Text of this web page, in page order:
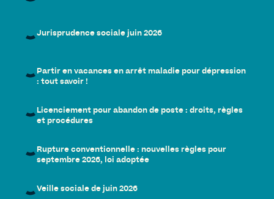
Jurisprudence sociale juin 2026
Partir en vacances en arrêt maladie pour dépression
: tout savoir !
Licenciement pour abandon de poste : droits, règles
et procédures
Rupture conventionnelle : nouvelles règles pour
septembre 2026, loi adoptée
Veille sociale de juin 2026